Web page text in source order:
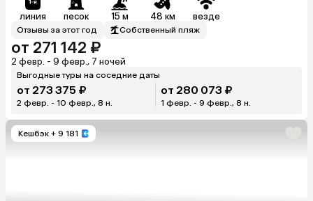
линия песок 15 м 48 км везде
Отзывы за этот год Собственный пляж
от 271 142 ₽
2 февр. - 9 февр., 7 ночей
Выгодные туры на соседние даты
от 273 375 ₽
2 февр. - 10 февр., 8 н.
от 280 073 ₽
1 февр. - 9 февр., 8 н.
Кешбэк + 9 181